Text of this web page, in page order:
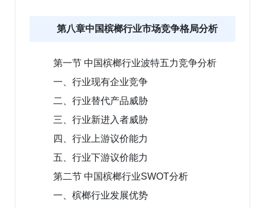
第八章中国槟榔行业市场竞争格局分析
第一节 中国槟榔行业波特五力竞争分析
一、行业现有企业竞争
二、行业替代产品威胁
三、行业新进入者威胁
四、行业上游议价能力
五、行业下游议价能力
第二节 中国槟榔行业SWOT分析
一、槟榔行业发展优势